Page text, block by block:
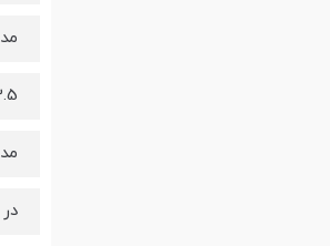
3.5
در